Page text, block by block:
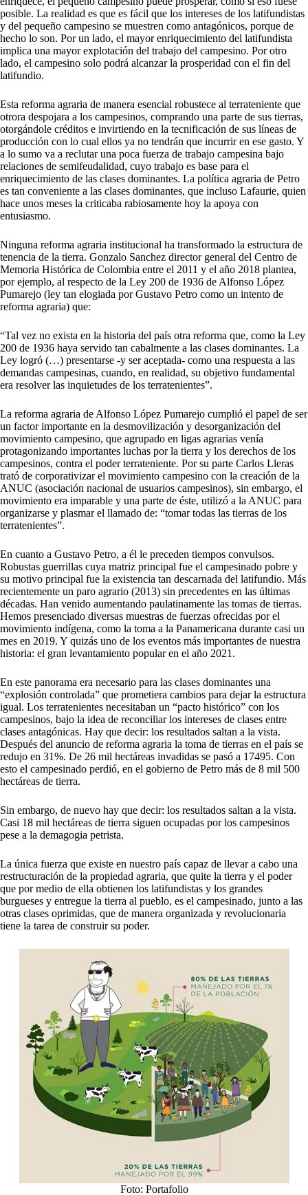
posible. La realidad es que es fácil que los intereses de los latifundistas
y del pequeño campesino se muestren como antagónicos, porque de
hecho lo son. Por un lado, el mayor enriquecimiento del latifundista
implica una mayor explotación del trabajo del campesino. Por otro
lado, el campesino solo podrá alcanzar la prosperidad con el fin del
latifundio.
Esta reforma agraria de manera esencial robustece al terrateniente que
otrora despojara a los campesinos, comprando una parte de sus tierras,
otorgándole créditos e invirtiendo en la tecnificación de sus líneas de
producción con lo cual ellos ya no tendrán que incurrir en ese gasto. Y
a lo sumo va a reclutar una poca fuerza de trabajo campesina bajo
relaciones de semifeudalidad, cuyo trabajo es base para el
enriquecimiento de las clases dominantes. La política agraria de Petro
es tan conveniente a las clases dominantes, que incluso Lafaurie, quien
hace unos meses la criticaba rabiosamente hoy la apoya con
entusiasmo.
Ninguna reforma agraria institucional ha transformado la estructura de
tenencia de la tierra. Gonzalo Sanchez director general del Centro de
Memoria Histórica de Colombia entre el 2011 y el año 2018 plantea,
por ejemplo, al respecto de la Ley 200 de 1936 de Alfonso López
Pumarejo (ley tan elogiada por Gustavo Petro como un intento de
reforma agraria) que:
“Tal vez no exista en la historia del país otra reforma que, como la Ley
200 de 1936 haya servido tan cabalmente a las clases dominantes. La
Ley logró (…) presentarse -y ser aceptada- como una respuesta a las
demandas campesinas, cuando, en realidad, su objetivo fundamental
era resolver las inquietudes de los terratenientes”.
La reforma agraria de Alfonso López Pumarejo cumplió el papel de ser
un factor importante en la desmovilización y desorganización del
movimiento campesino, que agrupado en ligas agrarias venía
protagonizando importantes luchas por la tierra y los derechos de los
campesinos, contra el poder terrateniente. Por su parte Carlos Lleras
trató de corporativizar el movimiento campesino con la creación de la
ANUC (asociación nacional de usuarios campesinos), sin embargo, el
movimiento era imparable y una parte de éste, utilizó a la ANUC para
organizarse y plasmar el llamado de: “tomar todas las tierras de los
terratenientes”.
En cuanto a Gustavo Petro, a él le preceden tiempos convulsos.
Robustas guerrillas cuya matriz principal fue el campesinado pobre y
su motivo principal fue la existencia tan descarnada del latifundio. Más
recientemente un paro agrario (2013) sin precedentes en las últimas
décadas. Han venido aumentando paulatinamente las tomas de tierras.
Hemos presenciado diversas muestras de fuerzas ofrecidas por el
movimiento indígena, como la toma a la Panamericana durante casi un
mes en 2019. Y quizás uno de los eventos más importantes de nuestra
historia: el gran levantamiento popular en el año 2021.
En este panorama era necesario para las clases dominantes una
“explosión controlada” que prometiera cambios para dejar la estructura
igual. Los terratenientes necesitaban un “pacto histórico” con los
campesinos, bajo la idea de reconciliar los intereses de clases entre
clases antagónicas. Hay que decir: los resultados saltan a la vista.
Después del anuncio de reforma agraria la toma de tierras en el país se
redujo en 31%. De 26 mil hectáreas invadidas se pasó a 17495. Con
esto el campesinado perdió, en el gobierno de Petro más de 8 mil 500
hectáreas de tierra.
Sin embargo, de nuevo hay que decir: los resultados saltan a la vista.
Casi 18 mil hectáreas de tierra siguen ocupadas por los campesinos
pese a la demagogia petrista.
La única fuerza que existe en nuestro país capaz de llevar a cabo una
restructuración de la propiedad agraria, que quite la tierra y el poder
que por medio de ella obtienen los latifundistas y los grandes
burgueses y entregue la tierra al pueblo, es el campesinado, junto a las
otras clases oprimidas, que de manera organizada y revolucionaria
tiene la tarea de construir su poder.
Foto: Portafolio